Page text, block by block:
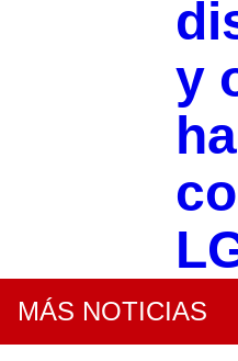
y
MÁS NOTICIAS